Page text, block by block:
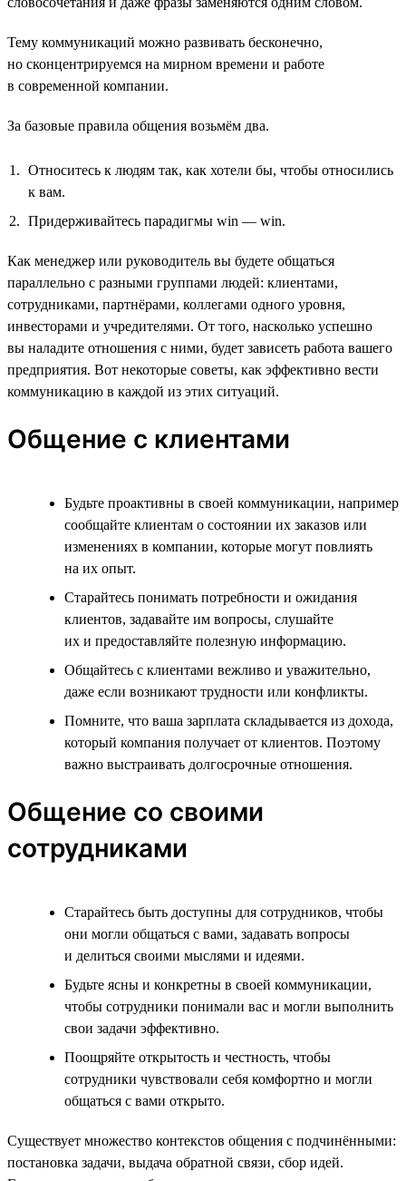
Тему коммуникаций можно развивать бесконечно,
но сконцентрируемся на мирном времени и работе
в современной компании.
За базовые правила общения возьмём два.
Относитесь к людям так, как хотели бы, чтобы относились
к вам.
Придерживайтесь парадигмы win — win.
Как менеджер или руководитель вы будете общаться
параллельно с разными группами людей: клиентами,
сотрудниками, партнёрами, коллегами одного уровня,
инвесторами и учредителями. От того, насколько успешно
вы наладите отношения с ними, будет зависеть работа вашего
предприятия. Вот некоторые советы, как эффективно вести
коммуникацию в каждой из этих ситуаций.
Общение с клиентами
Будьте проактивны в своей коммуникации, например
сообщайте клиентам о состоянии их заказов или
изменениях в компании, которые могут повлиять
на их опыт.
Старайтесь понимать потребности и ожидания
клиентов, задавайте им вопросы, слушайте
их и предоставляйте полезную информацию.
Общайтесь с клиентами вежливо и уважительно,
даже если возникают трудности или конфликты.
Помните, что ваша зарплата складывается из дохода,
который компания получает от клиентов. Поэтому
важно выстраивать долгосрочные отношения.
Общение со своими
сотрудниками
Старайтесь быть доступны для сотрудников, чтобы
они могли общаться с вами, задавать вопросы
и делиться своими мыслями и идеями.
Будьте ясны и конкретны в своей коммуникации,
чтобы сотрудники понимали вас и могли выполнить
свои задачи эффективно.
Поощряйте открытость и честность, чтобы
сотрудники чувствовали себя комфортно и могли
общаться с вами открыто.
Существует множество контекстов общения с подчинёнными:
постановка задачи, выдача обратной связи, сбор идей.